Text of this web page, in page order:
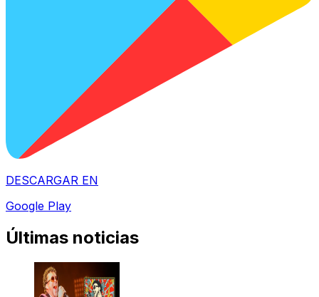
DESCARGAR EN
Google Play
Últimas noticias